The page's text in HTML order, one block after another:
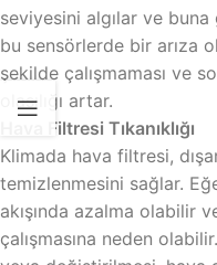
seviyesini algılar ve buna
bu sensörlerde bir arıza
şekilde çalışmaması ve
olasılığı artar.
Hava Filtresi Tıkanıklığı
Klimada hava filtresi,
temizlenmesini sağlar.
akışında azalma olabilir
çalışmasına neden